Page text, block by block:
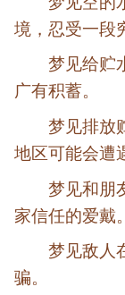
境，忍受一段
梦见给贮
广有积蓄。
梦见排放
地区可能会遭
梦见和朋
家信任的爱戴。
梦见敌人
骗。